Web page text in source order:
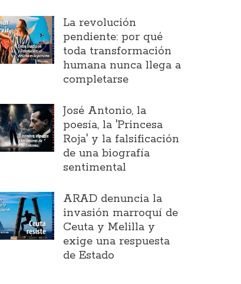
La revolución
pendiente: por qué
toda transformación
humana nunca llega a
completarse
José Antonio, la
poesía, la 'Princesa
Roja' y la falsificación
de una biografía
sentimental
ARAD denuncia la
invasión marroquí de
Ceuta y Melilla y
exige una respuesta
de Estado